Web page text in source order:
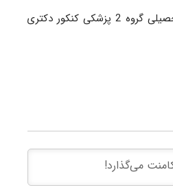
دانلود سوالات استعداد تحصیلی گروه 2 پزشکی کنکور دکتری